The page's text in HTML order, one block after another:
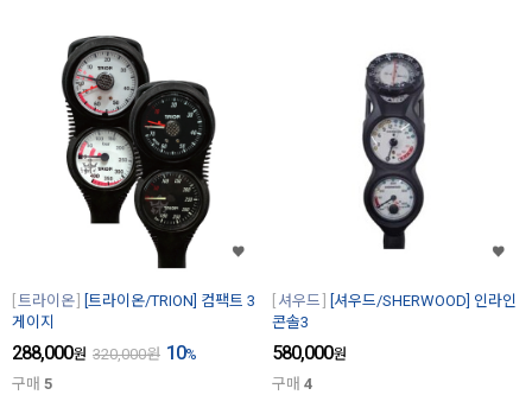
트라이온
[트라이온/TRION] 컴팩트 3
게이지
288,000원 320,000원 10%
구매 5
셔우드
[셔우드/SHERWOOD] 인라인
콘솔3
580,000원
구매 4